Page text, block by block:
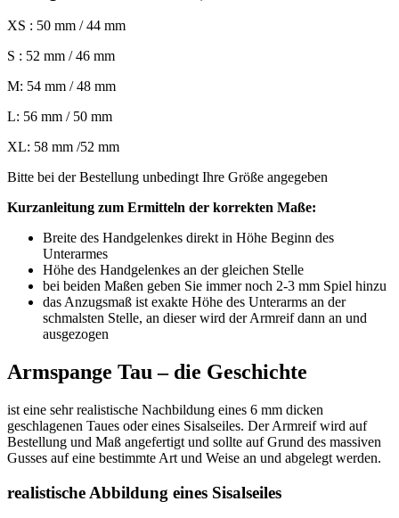
XS : 50 mm / 44 mm
S : 52 mm / 46 mm
M: 54 mm / 48 mm
L: 56 mm / 50 mm
XL: 58 mm /52 mm
Bitte bei der Bestellung unbedingt Ihre Größe angegeben
Kurzanleitung zum Ermitteln der korrekten Maße:
Breite des Handgelenkes direkt in Höhe Beginn des
Unterarmes
Höhe des Handgelenkes an der gleichen Stelle
bei beiden Maßen geben Sie immer noch 2-3 mm Spiel hinzu
das Anzugsmaß ist exakte Höhe des Unterarms an der
schmalsten Stelle, an dieser wird der Armreif dann an und
ausgezogen
Armspange Tau – die Geschichte
ist eine sehr realistische Nachbildung eines 6 mm dicken
geschlagenen Taues oder eines Sisalseiles. Der Armreif wird auf
Bestellung und Maß angefertigt und sollte auf Grund des massiven
Gusses auf eine bestimmte Art und Weise an und abgelegt werden.
realistische Abbildung eines Sisalseiles